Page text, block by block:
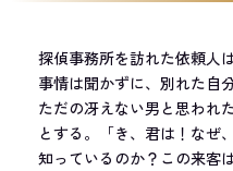
探偵事務所を訪れた依頼人
事情は聞かずに、別れた自
ただの冴えない男と思われ
とする。「き、君は！なぜ
知っているのか？この来客